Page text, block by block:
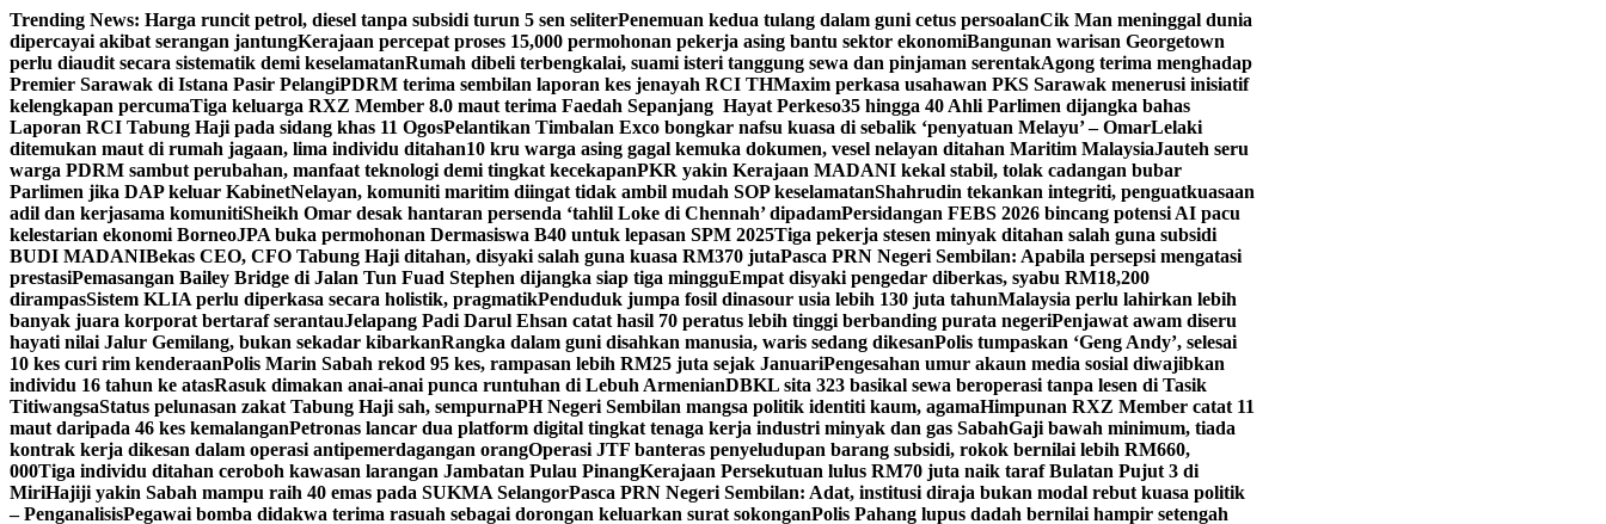
Skip
to
content
Trending News: Harga runcit petrol, diesel tanpa subsidi turun 5 sen seliterPenemuan kedua tulang dalam guni cetus persoalanCik Man meninggal dunia
dipercayai akibat serangan jantungKerajaan percepat proses 15,000 permohonan pekerja asing bantu sektor ekonomiBangunan warisan Georgetown
perlu diaudit secara sistematik demi keselamatanRumah dibeli terbengkalai, suami isteri tanggung sewa dan pinjaman serentakAgong terima menghadap
Premier Sarawak di Istana Pasir PelangiPDRM terima sembilan laporan kes jenayah RCI THMaxim perkasa usahawan PKS Sarawak menerusi inisiatif
kelengkapan percumaTiga keluarga RXZ Member 8.0 maut terima Faedah Sepanjang Hayat Perkeso35 hingga 40 Ahli Parlimen dijangka bahas
Laporan RCI Tabung Haji pada sidang khas 11 OgosPelantikan Timbalan Exco bongkar nafsu kuasa di sebalik ‘penyatuan Melayu’ – OmarLelaki
ditemukan maut di rumah jagaan, lima individu ditahan10 kru warga asing gagal kemuka dokumen, vesel nelayan ditahan Maritim MalaysiaJauteh seru
warga PDRM sambut perubahan, manfaat teknologi demi tingkat kecekapanPKR yakin Kerajaan MADANI kekal stabil, tolak cadangan bubar
Parlimen jika DAP keluar KabinetNelayan, komuniti maritim diingat tidak ambil mudah SOP keselamatanShahrudin tekankan integriti, penguatkuasaan
adil dan kerjasama komunitiSheikh Omar desak hantaran persenda ‘tahlil Loke di Chennah’ dipadamPersidangan FEBS 2026 bincang potensi AI pacu
kelestarian ekonomi BorneoJPA buka permohonan Dermasiswa B40 untuk lepasan SPM 2025Tiga pekerja stesen minyak ditahan salah guna subsidi
BUDI MADANIBekas CEO, CFO Tabung Haji ditahan, disyaki salah guna kuasa RM370 jutaPasca PRN Negeri Sembilan: Apabila persepsi mengatasi
prestasiPemasangan Bailey Bridge di Jalan Tun Fuad Stephen dijangka siap tiga mingguEmpat disyaki pengedar diberkas, syabu RM18,200
dirampasSistem KLIA perlu diperkasa secara holistik, pragmatikPenduduk jumpa fosil dinasour usia lebih 130 juta tahunMalaysia perlu lahirkan lebih
banyak juara korporat bertaraf serantauJelapang Padi Darul Ehsan catat hasil 70 peratus lebih tinggi berbanding purata negeriPenjawat awam diseru
hayati nilai Jalur Gemilang, bukan sekadar kibarkanRangka dalam guni disahkan manusia, waris sedang dikesanPolis tumpaskan ‘Geng Andy’, selesai
10 kes curi rim kenderaanPolis Marin Sabah rekod 95 kes, rampasan lebih RM25 juta sejak JanuariPengesahan umur akaun media sosial diwajibkan
individu 16 tahun ke atasRasuk dimakan anai-anai punca runtuhan di Lebuh ArmenianDBKL sita 323 basikal sewa beroperasi tanpa lesen di Tasik
TitiwangsaStatus pelunasan zakat Tabung Haji sah, sempurnaPH Negeri Sembilan mangsa politik identiti kaum, agamaHimpunan RXZ Member catat 11
maut daripada 46 kes kemalanganPetronas lancar dua platform digital tingkat tenaga kerja industri minyak dan gas SabahGaji bawah minimum, tiada
kontrak kerja dikesan dalam operasi antipemerdagangan orangOperasi JTF banteras penyeludupan barang subsidi, rokok bernilai lebih RM660,
000Tiga individu ditahan ceroboh kawasan larangan Jambatan Pulau PinangKerajaan Persekutuan lulus RM70 juta naik taraf Bulatan Pujut 3 di
MiriHajiji yakin Sabah mampu raih 40 emas pada SUKMA SelangorPasca PRN Negeri Sembilan: Adat, institusi diraja bukan modal rebut kuasa politik
– PenganalisisPegawai bomba didakwa terima rasuah sebagai dorongan keluarkan surat sokonganPolis Pahang lupus dadah bernilai hampir setengah